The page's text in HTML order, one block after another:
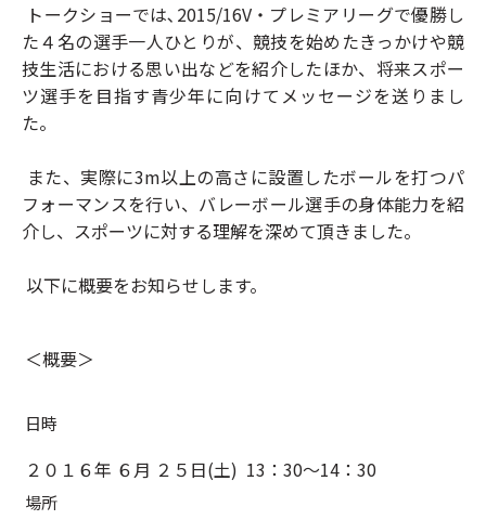
トークショーでは､2015/16V・プレミアリーグで優勝し
た４名の選手一人ひとりが、競技を始めたきっかけや競
技生活における思い出などを紹介したほか、将来スポー
ツ選手を目指す青少年に向けてメッセージを送りまし
た。
また、実際に3m以上の高さに設置したボールを打つパ
フォーマンスを行い、バレーボール選手の身体能力を紹
介し、スポーツに対する理解を深めて頂きました。
以下に概要をお知らせします。
＜概要＞
日時
２０１６年 ６月 ２５日(土) 13：30～14：30
場所